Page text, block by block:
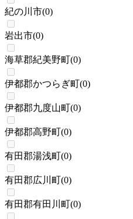
紀の川市(0)
岩出市(0)
海草郡紀美野町(0)
伊都郡かつらぎ町(0)
伊都郡九度山町(0)
伊都郡高野町(0)
有田郡湯浅町(0)
有田郡広川町(0)
有田郡有田川町(0)